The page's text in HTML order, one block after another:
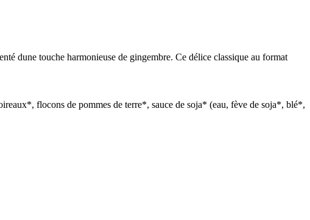
dune touche harmonieuse de gingembre. Ce délice classique au format
flocons de pommes de terre*, sauce de soja* (eau, fève de soja*, blé*,